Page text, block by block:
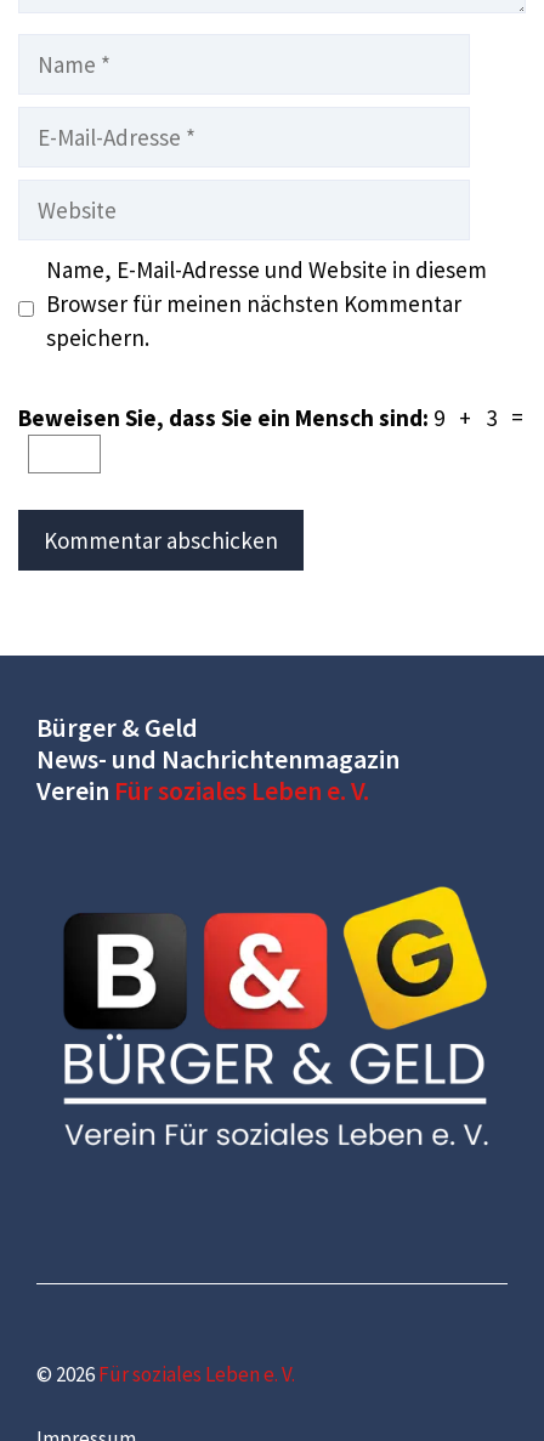
Website
Name, E-Mail-Adresse und Website in diesem
Browser für meinen nächsten Kommentar
speichern.
Beweisen Sie, dass Sie ein Mensch sind: 9 + 3 =
Bürger & Geld
News- und Nachrichtenmagazin
Verein Für soziales Leben e. V.
© 2026Für soziales Leben e. V.